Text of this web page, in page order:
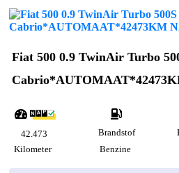
Fiat 500 0.9 TwinAir Turbo
42.473
Kilometer
Brandstof
Benzine